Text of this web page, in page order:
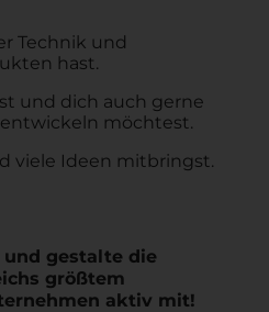
Technik und
hast.
und dich auch gerne
möchtest.
viele Ideen mitbringst.
und gestalte die
größtem
aktiv mit!